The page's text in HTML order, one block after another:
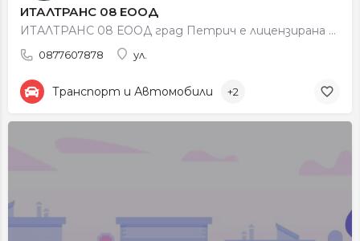
ИТАЛТРАНС 08 ЕООД
ИТАЛТРАНС 08 ЕООД град Петрич е лицензирана транспортна фирма с Лиценз №1404 за международен превоз на…
0877607878 ул.
Транспорт и Автомобили +2